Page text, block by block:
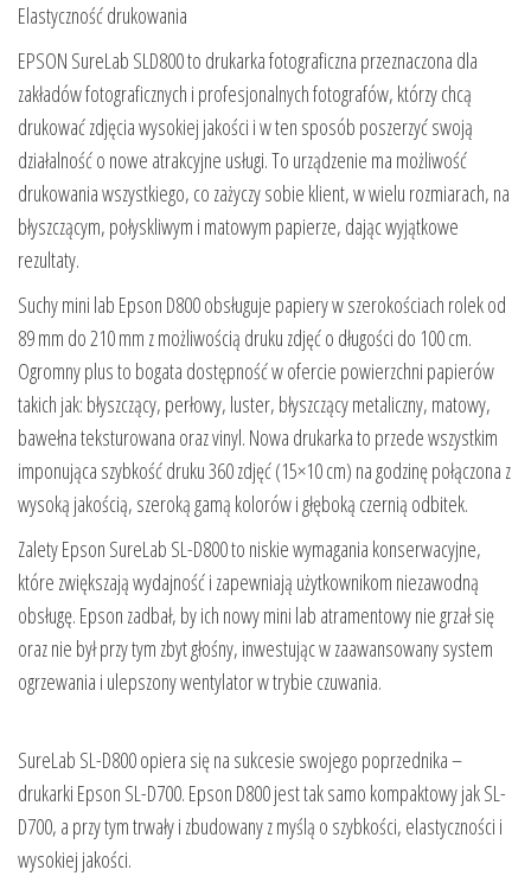
Elastyczność drukowania
EPSON SureLab SLD800 to drukarka fotograficzna przeznaczona dla
zakładów fotograficznych i profesjonalnych fotografów, którzy chcą
drukować zdjęcia wysokiej jakości i w ten sposób poszerzyć swoją
działalność o nowe atrakcyjne usługi. To urządzenie ma możliwość
drukowania wszystkiego, co zażyczy sobie klient, w wielu rozmiarach, na
błyszczącym, połyskliwym i matowym papierze, dając wyjątkowe
rezultaty.
Suchy mini lab Epson D800 obsługuje papiery w szerokościach rolek od
89 mm do 210 mm z możliwością druku zdjęć o długości do 100 cm.
Ogromny plus to bogata dostępność w ofercie powierzchni papierów
takich jak: błyszczący, perłowy, luster, błyszczący metaliczny, matowy,
bawełna teksturowana oraz vinyl. Nowa drukarka to przede wszystkim
imponująca szybkość druku 360 zdjęć (15×10 cm) na godzinę połączona z
wysoką jakością, szeroką gamą kolorów i głęboką czernią odbitek.
Zalety Epson SureLab SL-D800 to niskie wymagania konserwacyjne,
które zwiększają wydajność i zapewniają użytkownikom niezawodną
obsługę. Epson zadbał, by ich nowy mini lab atramentowy nie grzał się
oraz nie był przy tym zbyt głośny, inwestując w zaawansowany system
ogrzewania i ulepszony wentylator w trybie czuwania.
SureLab SL-D800 opiera się na sukcesie swojego poprzednika –
drukarki Epson SL-D700. Epson D800 jest tak samo kompaktowy jak SL-
D700, a przy tym trwały i zbudowany z myślą o szybkości, elastyczności i
wysokiej jakości.